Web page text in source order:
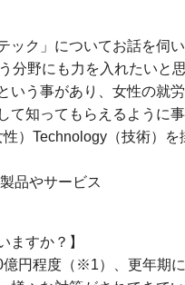
ック」についてお話を伺い
野にも力を入れたいと
う事があり、女性の就
知ってもらえるように
）Technology（技術）
品やサービス
ますか？】
円程度（※1）、更年